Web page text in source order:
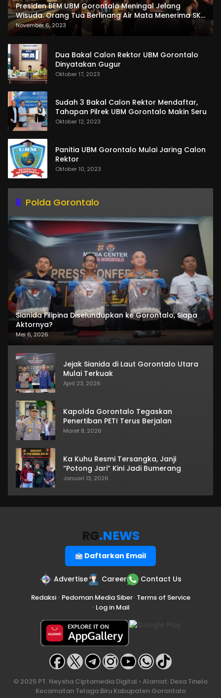
Presiden BEM UBM Gorontalo Meningal Jelang
Wisuda. Orang Tua Berlinang Air Mata Menerima SKL
dan Pemasangan Salempang
November 6, 2023
Dua Bakal Calon Rektor UBM Gorontalo
Dinyatakan Gugur
Oktober 17, 2023
Sudah 3 Bakal Calon Rektor Mendaftar,
Tahapan Pilrek UBM Gorontalo Makin Seru
Oktober 12, 2023
Panitia UBM Gorontalo Mulai Jaring Calon
Rektor
Oktober 10, 2023
Polda Gorontalo
Sianida Filipina Diselundupkan ke Gorontalo, Siapa
Aktornya?
Mei 6, 2026
Jejak Sianida di Laut Gorontalo Utara
Mulai Terkuak
April 23, 2026
Kapolda Gorontalo Tegaskan
Penertiban PETI Terus Berjalan
Maret 8, 2026
Ka Kuhu Resmi Tersangka, Janji
“Potong Jari” Kini Jadi Bumerang
Januari 13, 2026
RG.NEWS
Daftarkan Email
Advertise Career Contact Us
Redaksi• Pedoman Media Siber• Terms of Service
• Log in Mail
© 2025 PT. Neysha Ciptamedia Digital • Alamat: Desa Tinelo
Kecamatan Telaga Biru Kabupaten Gorontalo